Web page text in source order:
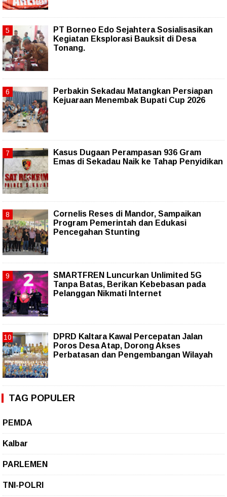
PT Borneo Edo Sejahtera Sosialisasikan
Kegiatan Eksplorasi Bauksit di Desa
Tonang.
Perbakin Sekadau Matangkan Persiapan
Kejuaraan Menembak Bupati Cup 2026
Kasus Dugaan Perampasan 936 Gram
Emas di Sekadau Naik ke Tahap Penyidikan
Cornelis Reses di Mandor, Sampaikan
Program Pemerintah dan Edukasi
Pencegahan Stunting
SMARTFREN Luncurkan Unlimited 5G
Tanpa Batas, Berikan Kebebasan pada
Pelanggan Nikmati Internet
DPRD Kaltara Kawal Percepatan Jalan
Poros Desa Atap, Dorong Akses
Perbatasan dan Pengembangan Wilayah
TAG POPULER
PEMDA
Kalbar
PARLEMEN
TNI-POLRI